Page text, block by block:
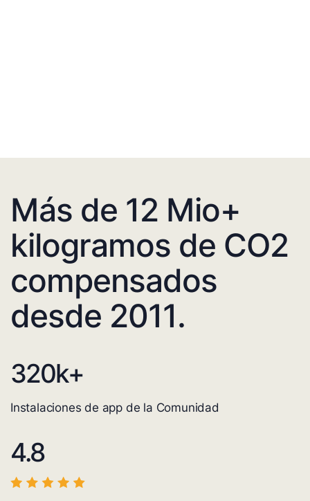
Más de 12 Mio+
kilogramos de CO2
compensados
desde 2011.
320k+
Instalaciones de app de la Comunidad
4.8